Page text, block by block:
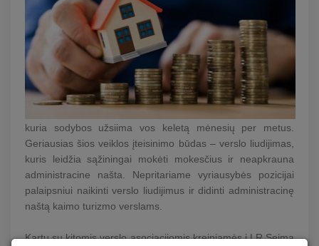
kuria sodybos užsiima vos keletą mėnesių per metus.
Geriausias šios veiklos įteisinimo būdas – verslo liudijimas,
kuris leidžia sąžiningai mokėti mokesčius ir neapkrauna
administracine našta. Nepritariame vyriausybės pozicijai
palaipsniui naikinti verslo liudijimus ir didinti administracinę
naštą kaimo turizmo verslams.
Kartu su kitomis verslo asociacijomis kreipiamės į LR Seimą